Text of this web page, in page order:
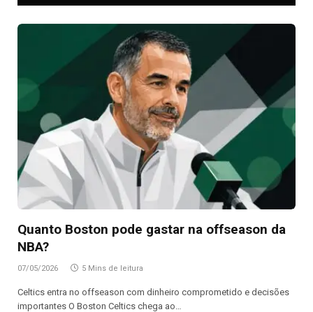
Quanto Boston pode gastar na offseason da
NBA?
07/05/2026 5 Mins de leitura
Celtics entra no offseason com dinheiro comprometido e decisões
importantes O Boston Celtics chega ao…